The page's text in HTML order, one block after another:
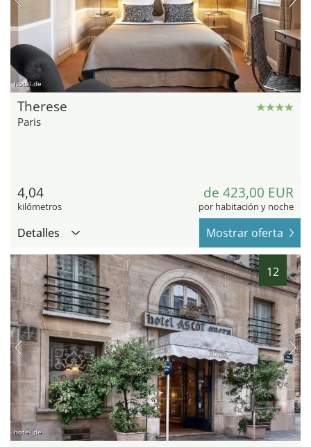
hotel.de
Therese
Paris
4,04
kilómetros
de 423,00 EUR
por habitación y noche
Detalles Mostrar oferta
12
hotel.de